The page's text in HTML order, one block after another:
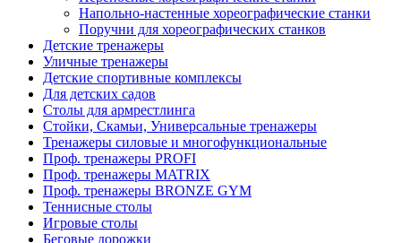
Напольно-настенные хореографические станки
Поручни для хореографических станков
Детские тренажеры
Уличные тренажеры
Детские спортивные комплексы
Для детских садов
Столы для армрестлинга
Стойки, Скамьи, Универсальные тренажеры
Тренажеры силовые и многофункциональные
Проф. тренажеры PROFI
Проф. тренажеры MATRIX
Проф. тренажеры BRONZE GYM
Теннисные столы
Игровые столы
Беговые дорожки